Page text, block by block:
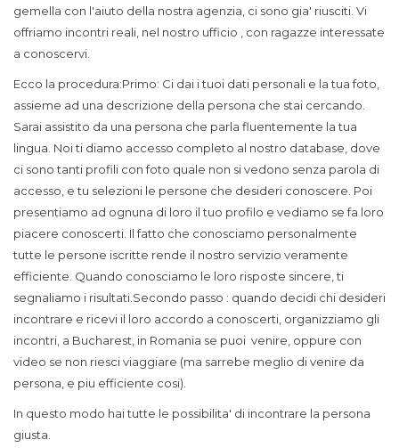
gemella con l'aiuto della nostra agenzia, ci sono gia' riusciti. Vi
offriamo incontri reali, nel nostro ufficio , con ragazze interessate
a conoscervi.
Ecco la procedura:Primo: Ci dai i tuoi dati personali e la tua foto,
assieme ad una descrizione della persona che stai cercando.
Sarai assistito da una persona che parla fluentemente la tua
lingua. Noi ti diamo accesso completo al nostro database, dove
ci sono tanti profili con foto quale non si vedono senza parola di
accesso, e tu selezioni le persone che desideri conoscere. Poi
presentiamo ad ognuna di loro il tuo profilo e vediamo se fa loro
piacere conoscerti. Il fatto che conosciamo personalmente
tutte le persone iscritte rende il nostro servizio veramente
efficiente. Quando conosciamo le loro risposte sincere, ti
segnaliamo i risultati.Secondo passo : quando decidi chi desideri
incontrare e ricevi il loro accordo a conoscerti, organizziamo gli
incontri, a Bucharest, in Romania se puoi venire, oppure con
video se non riesci viaggiare (ma sarrebe meglio di venire da
persona, e piu efficiente cosi).
In questo modo hai tutte le possibilita' di incontrare la persona
giusta.